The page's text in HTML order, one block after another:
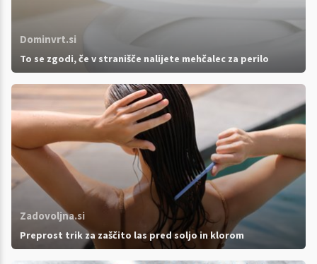
Dominvrt.si
To se zgodi, če v stranišče nalijete mehčalec za perilo
Zadovoljna.si
Preprost trik za zaščito las pred soljo in klorom